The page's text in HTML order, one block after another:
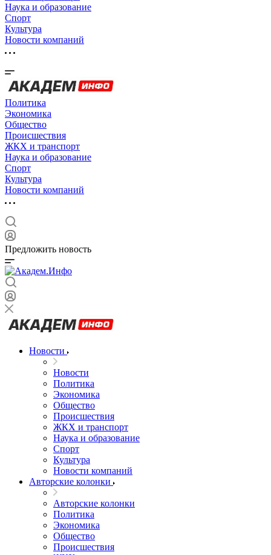
Наука и образование
Спорт
Культура
Новости компаний
Политика
Экономика
Общество
Происшествия
ЖКХ и транспорт
Наука и образование
Спорт
Культура
Новости компаний
Предложить новость
Новости
Новости
Политика
Экономика
Общество
Происшествия
ЖКХ и транспорт
Наука и образование
Спорт
Культура
Новости компаний
Авторские колонки
Авторские колонки
Политика
Экономика
Общество
Происшествия